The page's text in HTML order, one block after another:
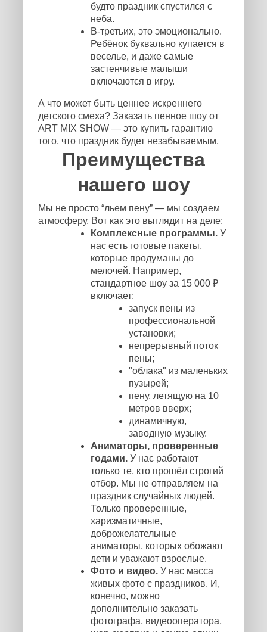
будто праздник спустился с
неба.
В-третьих, это эмоционально.
Ребёнок буквально купается в
веселье, и даже самые
застенчивые малыши
включаются в игру.
А что может быть ценнее искреннего
детского смеха? Заказать пенное шоу от
ART MIX SHOW — это купить гарантию
того, что праздник будет незабываемым.
Преимущества
нашего шоу
Мы не просто “льем пену” — мы создаем
атмосферу. Вот как это выглядит на деле:
Комплексные программы. У
нас есть готовые пакеты,
которые продуманы до
мелочей. Например,
стандартное шоу за 15 000 ₽
включает:
запуск пены из
профессиональной
установки;
непрерывный поток
пены;
"облака" из маленьких
пузырей;
пену, летящую на 10
метров вверх;
динамичную,
заводную музыку.
Аниматоры, проверенные
годами. У нас работают
только те, кто прошёл строгий
отбор. Мы не отправляем на
праздник случайных людей.
Только проверенные,
харизматичные,
доброжелательные
аниматоры, которых обожают
дети и уважают взрослые.
Фото и видео. У нас масса
живых фото с праздников. И,
конечно, можно
дополнительно заказать
фотографа, видеооператора,